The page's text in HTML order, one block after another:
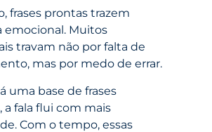
frases prontas trazem
emocional. Muitos
travam não por falta de
mas por medo de errar.
uma base de frases
a fala flui com mais
Com o tempo, essas